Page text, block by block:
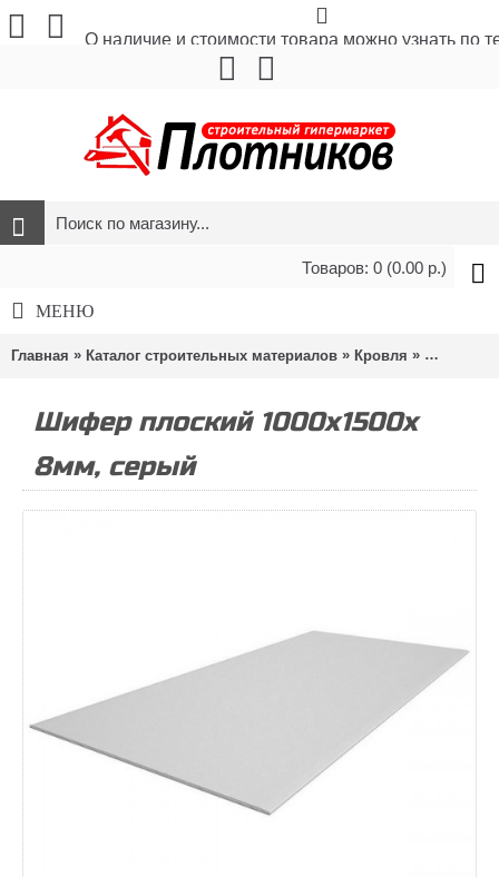
О наличие и стоимости товара можно узнать по
Товаров: 0 (0.00 р.)
МЕНЮ
Главная » Каталог строительных материалов » Кровля » Шифер
Шифер плоский 1000х1500х
8мм, серый